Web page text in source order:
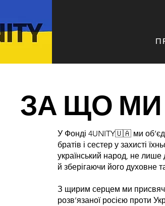
ЗА ЩО МИ
У Фонді 4UNITY🇺🇦 ми
братів і сестер у захисті
український народ, не
й зберігаючи його духовне
З щирим серцем ми
розв’язаної росією проти